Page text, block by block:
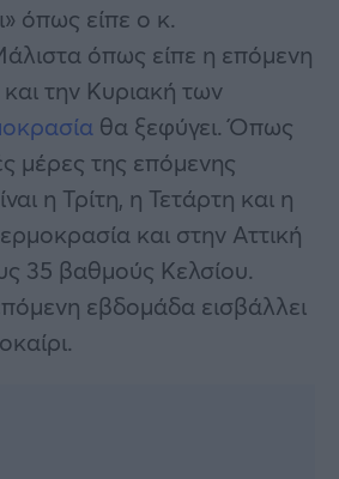
όπως είπε ο κ.
όπως είπε η επόμενη
την Κυριακή των
θα ξεφύγει. Όπως
μέρες της επόμενης
η Τρίτη, η Τετάρτη και η
και στην Αττική
35 βαθμούς Κελσίου.
εβδομάδα εισβάλλει